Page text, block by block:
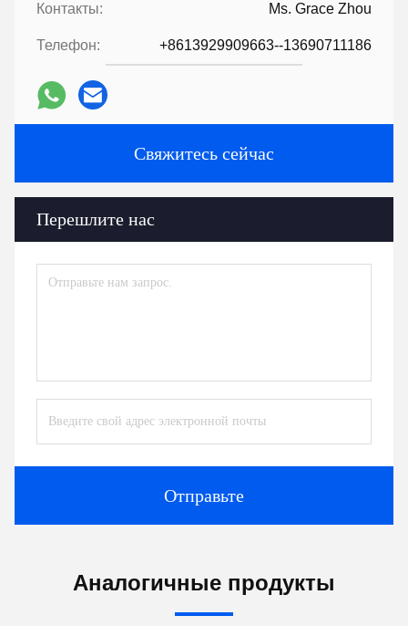
Контакты: Ms. Grace Zhou
Телефон: +8613929909663--13690711186
Свяжитесь сейчас
Перешлите нас
Отправьте
Аналогичные продукты